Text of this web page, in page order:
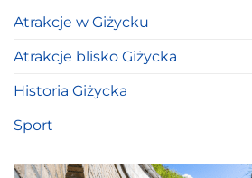
Atrakcje w Giżycku
Atrakcje blisko Giżycka
Historia Giżycka
Sport